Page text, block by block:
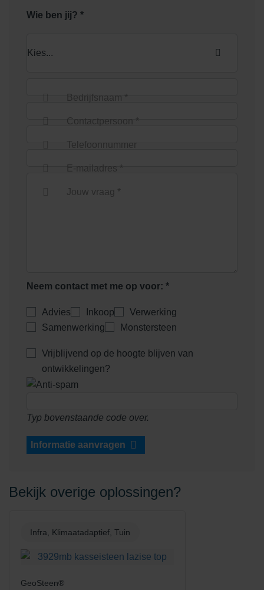
Parkeren Drievliet Rijswijk
Bekijk project
Klimaatadaptieve oprit met Citta
Klimata
Wie ben jij? *
Bedrijfsnaam *
Contactpersoon *
Telefoonnummer
E-mailadres *
Jouw vraag *
Neem contact met me op voor: *
Advies Inkoop
Verwerking
Samenwerking
Monstersteen
Vrijblijvend op de hoogte blijven van
ontwikkelingen?
Typ bovenstaande code over.
Informatie aanvragen
Bekijk overige oplossingen?
Infra, Klimaatadaptief, Tuin
GeoSteen®